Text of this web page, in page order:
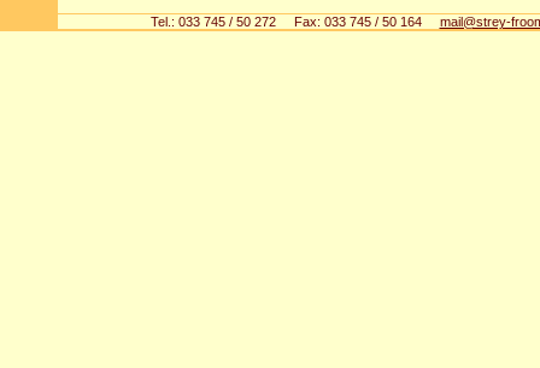
Tel.: 033 745 / 50 272 Fax: 033 745 / 50 164 mail@strey-